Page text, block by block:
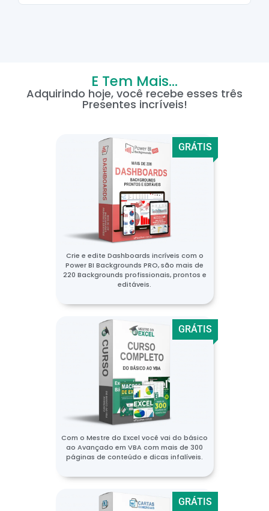
E Tem Mais...
Adquirindo hoje, você recebe esses três
Presentes incríveis!
GRÁTIS
Crie e edite Dashboards incríveis com o
Power BI Backgrounds PRO, são mais de
220 Backgrounds profissionais, prontos e
editáveis.
GRÁTIS
Com o Mestre do Excel você vai do básico
ao Avançado em VBA com mais de 300
páginas de conteúdo e dicas infalíveis.
GRÁTIS